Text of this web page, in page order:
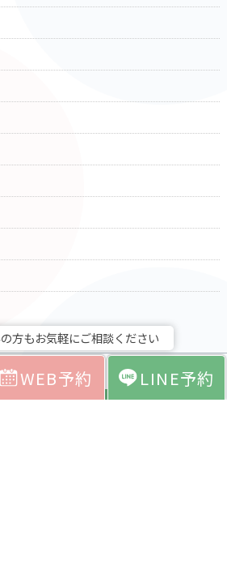
方もお気軽にご相談ください
WEB予約 LINE予約